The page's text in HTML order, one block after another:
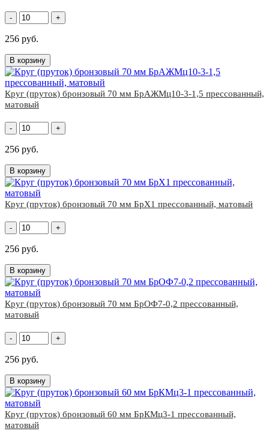
- +
256 руб.
В корзину
Круг (пруток) бронзовый 70 мм БрАЖМц10-3-1,5 прессованный,
матовый
- +
256 руб.
В корзину
Круг (пруток) бронзовый 70 мм БрХ1 прессованный, матовый
- +
256 руб.
В корзину
Круг (пруток) бронзовый 70 мм БрОФ7-0,2 прессованный,
матовый
- +
256 руб.
В корзину
Круг (пруток) бронзовый 60 мм БрКМц3-1 прессованный,
матовый